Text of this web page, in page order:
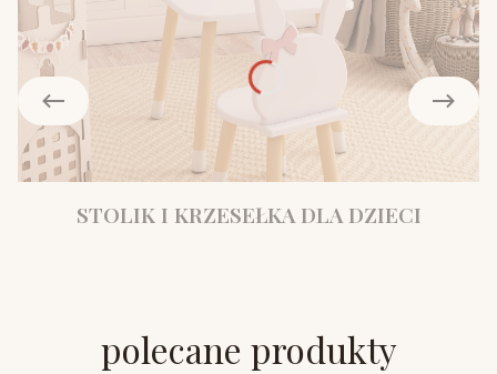
STOLIK I KRZESEŁKA DLA DZIECI
polecane produkty